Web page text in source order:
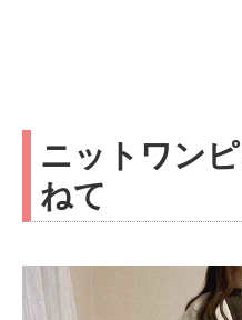
ニットワン
ねて